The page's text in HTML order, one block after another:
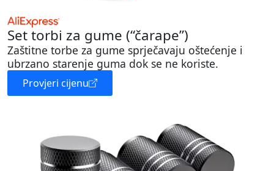
Set torbi za gume (“čarape”)
Zaštitne torbe za gume sprječavaju oštećenje i
ubrzano starenje guma dok se ne koriste.
Provjeri cijenu